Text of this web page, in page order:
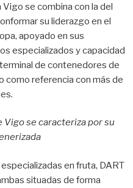
se combina con la del
su liderazgo en el
apoyado en sus
especializados y capacidad
de contenedores de
como referencia con más de
se caracteriza por su
en fruta, DART
situadas de forma